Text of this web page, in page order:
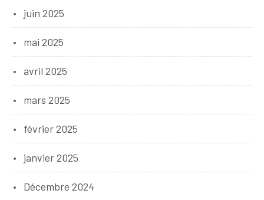
juin 2025
mai 2025
avril 2025
mars 2025
février 2025
janvier 2025
Décembre 2024